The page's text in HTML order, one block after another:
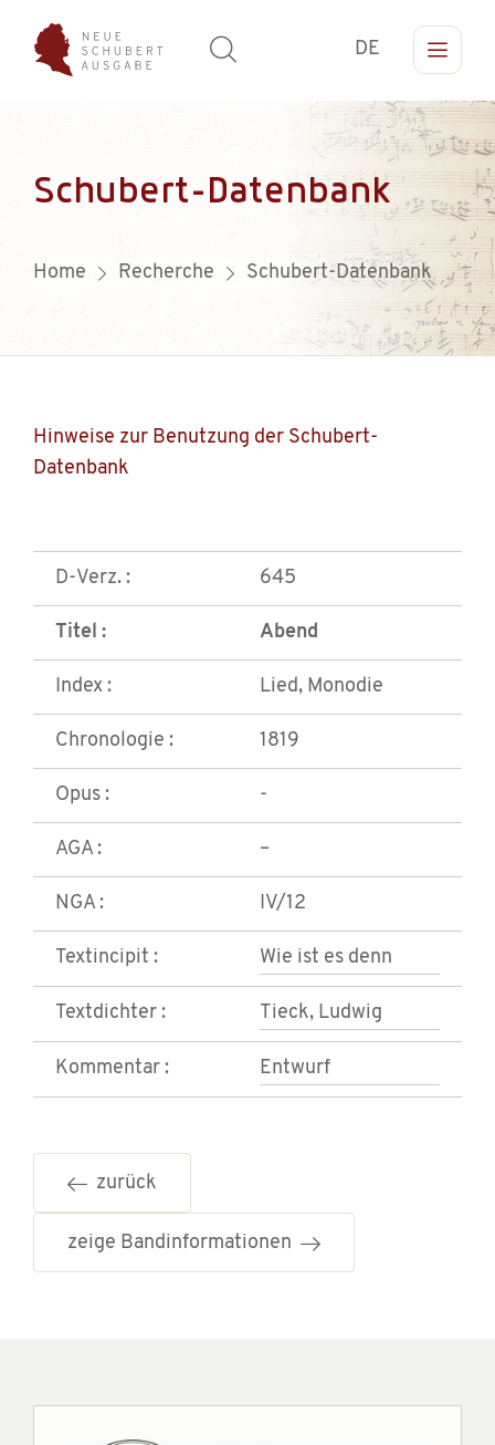
DE
Schubert-Datenbank
Home Recherche Schubert-Datenbank
Hinweise zur Benutzung der Schubert-
Datenbank
D-Verz. : 645
Titel : Abend
Index : Lied, Monodie
Chronologie : 1819
Opus : -
AGA : –
NGA : IV/12
Textincipit : Wie ist es denn
Textdichter : Tieck, Ludwig
Kommentar : Entwurf
zurück
zeige Bandinformationen